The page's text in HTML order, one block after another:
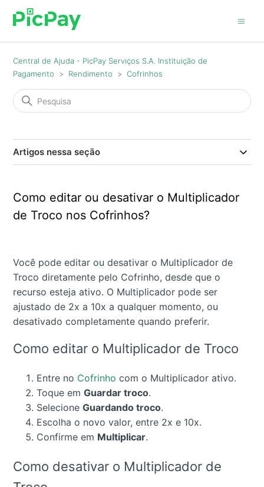
Central de Ajuda - PicPay Serviços S.A. Instituição de
Pagamento
Rendimento Cofrinhos
Artigos nessa seção
Como editar ou desativar o Multiplicador
de Troco nos Cofrinhos?
Você pode editar ou desativar o Multiplicador de
Troco diretamente pelo Cofrinho, desde que o
recurso esteja ativo. O Multiplicador pode ser
ajustado de 2x a 10x a qualquer momento, ou
desativado completamente quando preferir.
Como editar o Multiplicador de Troco
Entre no Cofrinho com o Multiplicador ativo.
Toque emGuardar troco.
SelecioneGuardando troco.
Escolha o novo valor, entre 2x e 10x.
Confirme em Multiplicar.
Como desativar o Multiplicador de